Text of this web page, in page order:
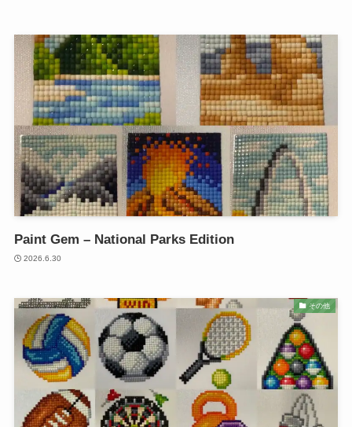
Paint Gem – National Parks Edition
2026.6.30
その他